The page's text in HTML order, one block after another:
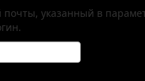
указанный в